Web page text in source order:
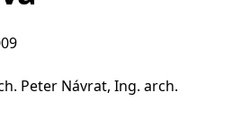
Peter Návrat, Ing. arch.